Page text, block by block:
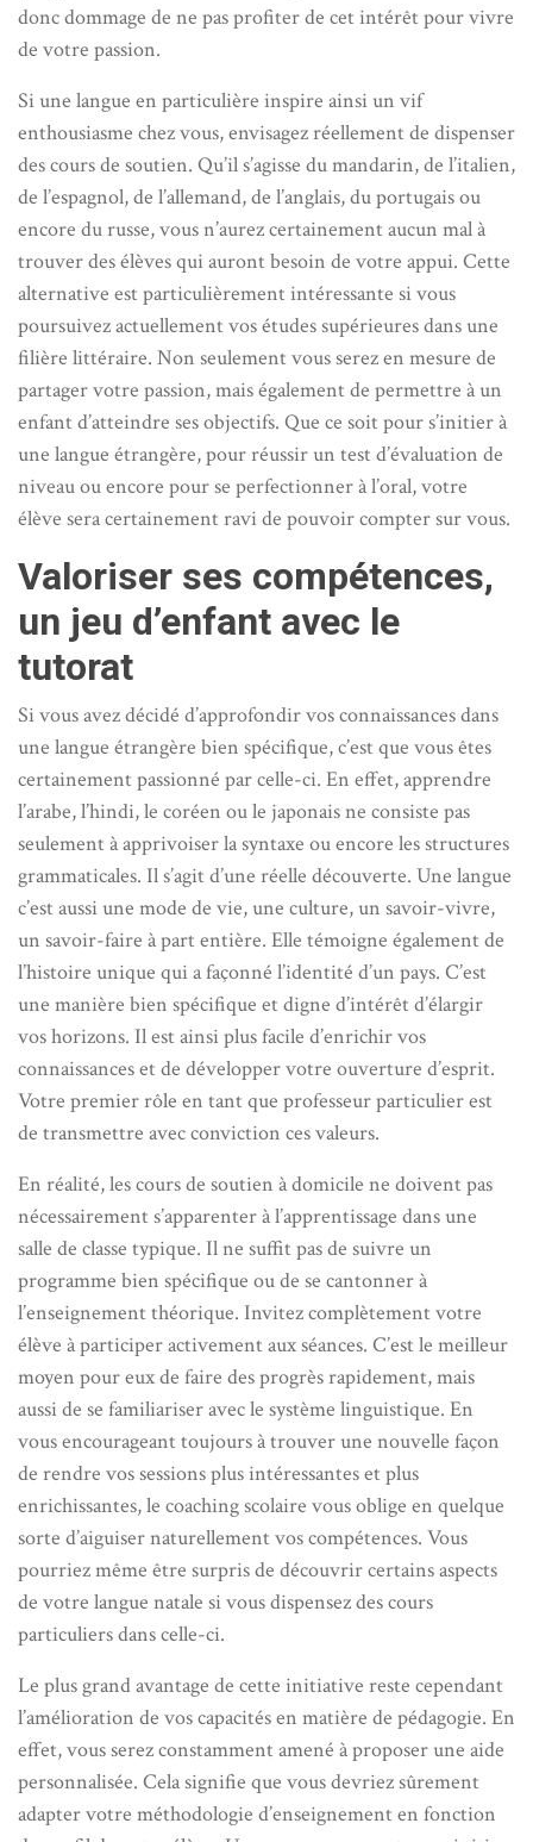
donc dommage de ne pas profiter de cet intérêt pour vivre
de votre passion.
Si une langue en particulière inspire ainsi un vif
enthousiasme chez vous, envisagez réellement de dispenser
des cours de soutien. Qu’il s’agisse du mandarin, de l’italien,
de l’espagnol, de l’allemand, de l’anglais, du portugais ou
encore du russe, vous n’aurez certainement aucun mal à
trouver des élèves qui auront besoin de votre appui. Cette
alternative est particulièrement intéressante si vous
poursuivez actuellement vos études supérieures dans une
filière littéraire. Non seulement vous serez en mesure de
partager votre passion, mais également de permettre à un
enfant d’atteindre ses objectifs. Que ce soit pour s’initier à
une langue étrangère, pour réussir un test d’évaluation de
niveau ou encore pour se perfectionner à l’oral, votre
élève sera certainement ravi de pouvoir compter sur vous.
Valoriser ses compétences,
un jeu d’enfant avec le
tutorat
Si vous avez décidé d’approfondir vos connaissances dans
une langue étrangère bien spécifique, c’est que vous êtes
certainement passionné par celle-ci. En effet, apprendre
l’arabe, l’hindi, le coréen ou le japonais ne consiste pas
seulement à apprivoiser la syntaxe ou encore les structures
grammaticales. Il s’agit d’une réelle découverte. Une langue
c’est aussi une mode de vie, une culture, un savoir-vivre,
un savoir-faire à part entière. Elle témoigne également de
l’histoire unique qui a façonné l’identité d’un pays. C’est
une manière bien spécifique et digne d’intérêt d’élargir
vos horizons. Il est ainsi plus facile d’enrichir vos
connaissances et de développer votre ouverture d’esprit.
Votre premier rôle en tant que professeur particulier est
de transmettre avec conviction ces valeurs.
En réalité, les cours de soutien à domicile ne doivent pas
nécessairement s’apparenter à l’apprentissage dans une
salle de classe typique. Il ne suffit pas de suivre un
programme bien spécifique ou de se cantonner à
l’enseignement théorique. Invitez complètement votre
élève à participer activement aux séances. C’est le meilleur
moyen pour eux de faire des progrès rapidement, mais
aussi de se familiariser avec le système linguistique. En
vous encourageant toujours à trouver une nouvelle façon
de rendre vos sessions plus intéressantes et plus
enrichissantes, le coaching scolaire vous oblige en quelque
sorte d’aiguiser naturellement vos compétences. Vous
pourriez même être surpris de découvrir certains aspects
de votre langue natale si vous dispensez des cours
particuliers dans celle-ci.
Le plus grand avantage de cette initiative reste cependant
l’amélioration de vos capacités en matière de pédagogie. En
effet, vous serez constamment amené à proposer une aide
personnalisée. Cela signifie que vous devriez sûrement
adapter votre méthodologie d’enseignement en fonction